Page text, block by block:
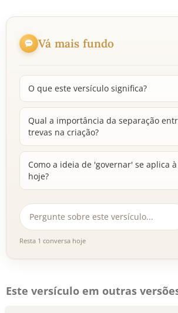
Vá mais fundo
O que este versículo significa?
Qual a importância da separação
trevas na criação?
Como a ideia de 'governar' se aplica
hoje?
Resta 1 conversa hoje
Este versículo em outras